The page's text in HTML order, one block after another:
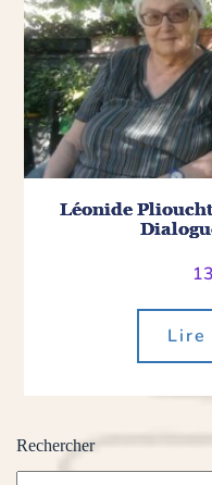
Léonide
Rechercher